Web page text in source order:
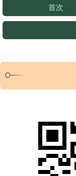
首次